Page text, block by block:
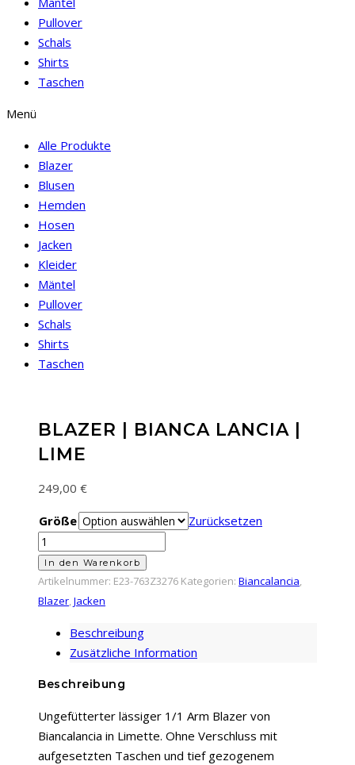
Pullover
Schals
Shirts
Taschen
Menü
Alle Produkte
Blazer
Blusen
Hemden
Hosen
Jacken
Kleider
Mäntel
Pullover
Schals
Shirts
Taschen
BLAZER | BIANCA LANCIA |
LIME
249,00 €
Größe
Zurücksetzen
Blazer
|
Bianca
Lancia
Lime
Menge
In den Warenkorb
Artikelnummer: E23-763Z3276 Kategorien: Biancalancia,
Blazer,Jacken
Beschreibung
Zusätzliche Information
Beschreibung
Ungefütterter lässiger 1/1 Arm Blazer von
Biancalancia in Limette. Ohne Verschluss mit
aufgesetzten Taschen und tief gezogenem